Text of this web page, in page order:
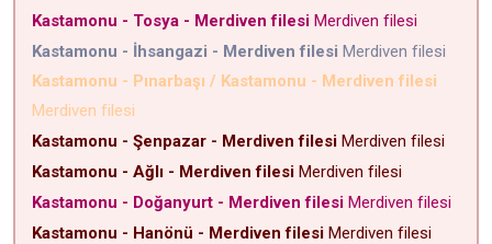
Kastamonu - Tosya - Merdiven filesi Merdiven filesi
Kastamonu - İhsangazi - Merdiven filesi Merdiven filesi
Kastamonu - Pınarbaşı / Kastamonu - Merdiven filesi
Merdiven filesi
Kastamonu - Şenpazar - Merdiven filesi Merdiven filesi
Kastamonu - Ağlı - Merdiven filesi Merdiven filesi
Kastamonu - Doğanyurt - Merdiven filesi Merdiven filesi
Kastamonu - Hanönü - Merdiven filesi Merdiven filesi